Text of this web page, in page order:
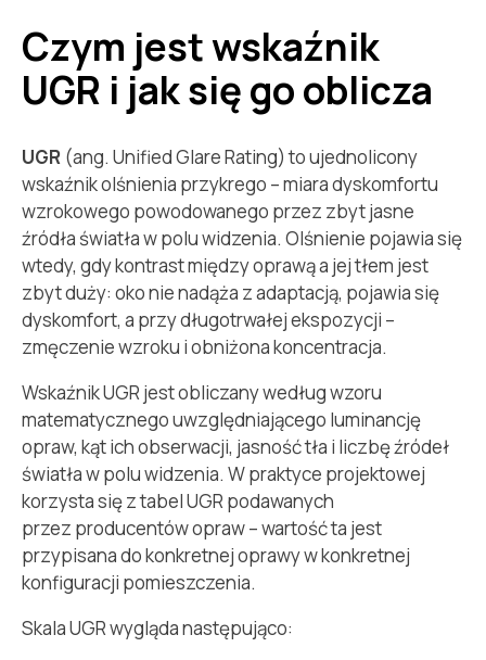
Czym jest wskaźnik
UGR i jak się go oblicza
UGR (ang. Unified Glare Rating) to ujednolicony
wskaźnik olśnienia przykrego – miara dyskomfortu
wzrokowego powodowanego przez zbyt jasne
źródła światła w polu widzenia. Olśnienie pojawia się
wtedy, gdy kontrast między oprawą a jej tłem jest
zbyt duży: oko nie nadąża z adaptacją, pojawia się
dyskomfort, a przy długotrwałej ekspozycji –
zmęczenie wzroku i obniżona koncentracja.
Wskaźnik UGR jest obliczany według wzoru
matematycznego uwzględniającego luminancję
opraw, kąt ich obserwacji, jasność tła i liczbę źródeł
światła w polu widzenia. W praktyce projektowej
korzysta się z tabel UGR podawanych
przez producentów opraw – wartość ta jest
przypisana do konkretnej oprawy w konkretnej
konfiguracji pomieszczenia.
Skala UGR wygląda następująco: